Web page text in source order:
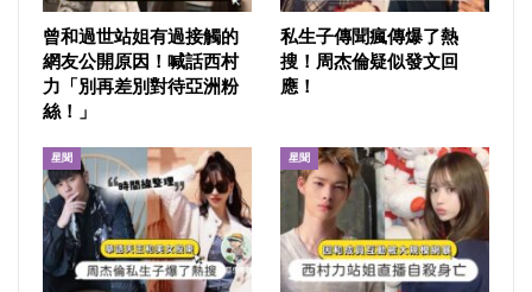
曾和過世站姐有過接觸的
網友公開原因！喊話西村
力「別再差別對待亞洲粉
絲！」
私生子傳聞瘋傳爆了熱
搜！周杰倫疑似發文回
應！
星聞 星聞